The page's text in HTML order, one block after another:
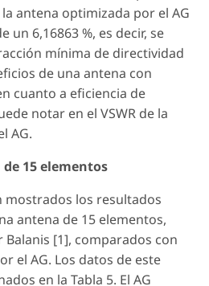
antena optimizada por el AG
un 6,16863 %, es decir, se
mínima de directividad
de una antena con
cuanto a eficiencia de
notar en el VSWR de la
AG.
15 elementos
mostrados los resultados
antena de 15 elementos,
[1], comparados con
el AG. Los datos de este
en la Tabla 5. El AG